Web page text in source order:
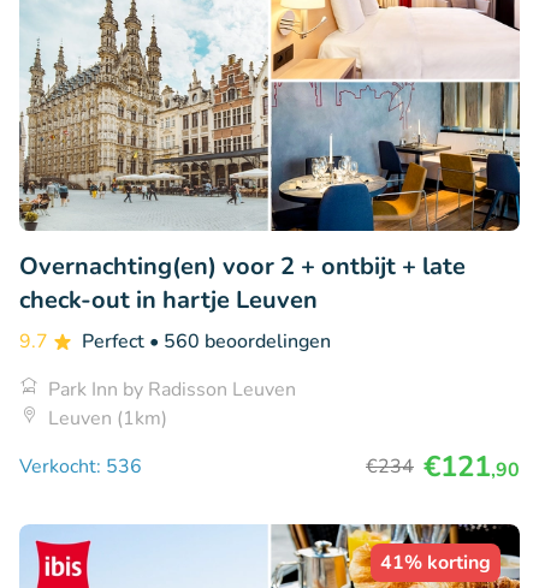
Overnachting(en) voor 2 + ontbijt + late
check-out in hartje Leuven
9.7 Perfect • 560 beoordelingen
Park Inn by Radisson Leuven
Leuven (1km)
Verkocht: 536
€234 €121,90
41% korting